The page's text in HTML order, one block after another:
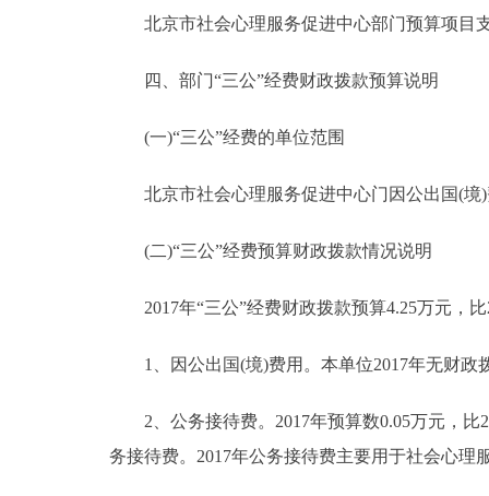
北京市社会心理服务促进中心部门预算项目支
四、部门“三公”经费财政拨款预算说明
(一)“三公”经费的单位范围
北京市社会心理服务促进中心门因公出国(境)
(二)“三公”经费预算财政拨款情况说明
2017年“三公”经费财政拨款预算4.25万元，比
1、因公出国(境)费用。本单位2017年无财政
2、公务接待费。2017年预算数0.05万元，比
务接待费。2017年公务接待费主要用于社会心理